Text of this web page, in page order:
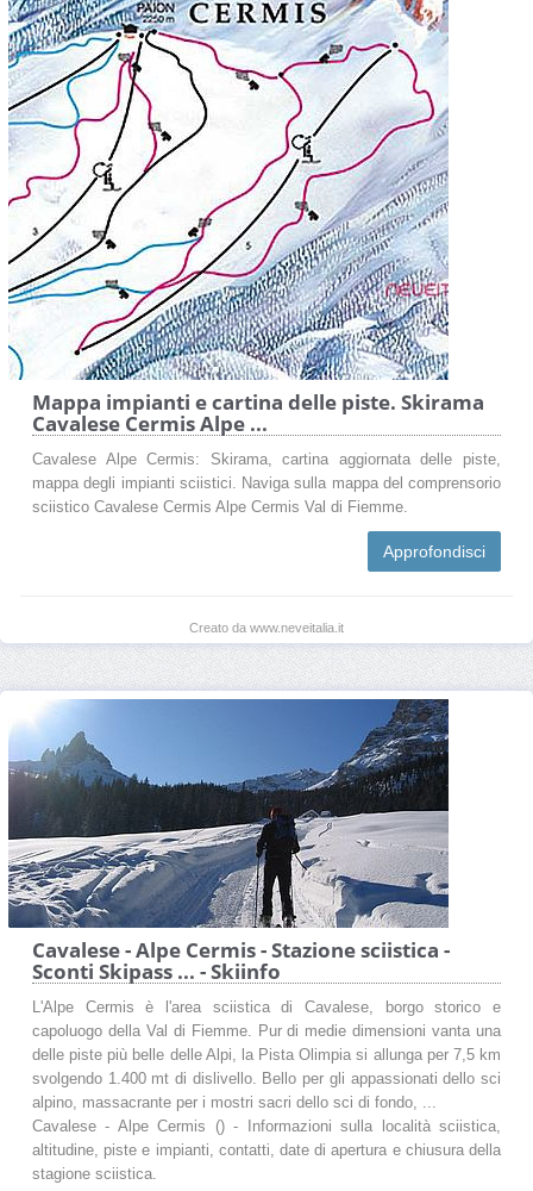
Mappa impianti e cartina delle piste. Skirama
Cavalese Cermis Alpe ...
Cavalese Alpe Cermis: Skirama, cartina aggiornata delle piste,
mappa degli impianti sciistici. Naviga sulla mappa del comprensorio
sciistico Cavalese Cermis Alpe Cermis Val di Fiemme.
Approfondisci
Creato da www.neveitalia.it
Cavalese - Alpe Cermis - Stazione sciistica -
Sconti Skipass ... - Skiinfo
L'Alpe Cermis è l'area sciistica di Cavalese, borgo storico e
capoluogo della Val di Fiemme. Pur di medie dimensioni vanta una
delle piste più belle delle Alpi, la Pista Olimpia si allunga per 7,5 km
svolgendo 1.400 mt di dislivello. Bello per gli appassionati dello sci
alpino, massacrante per i mostri sacri dello sci di fondo, ...
Cavalese - Alpe Cermis () - Informazioni sulla località sciistica,
altitudine, piste e impianti, contatti, date di apertura e chiusura della
stagione sciistica.